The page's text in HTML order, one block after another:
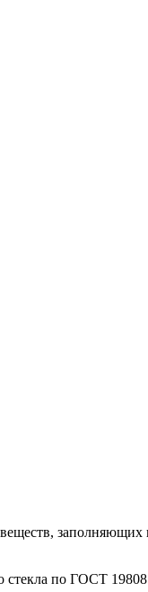
заполняющих
стекла по ГОСТ